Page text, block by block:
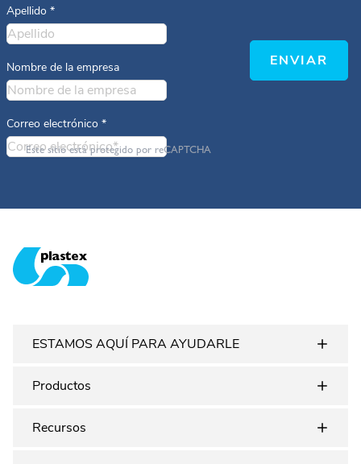
Apellido *
Nombre de la empresa
Correo electrónico *
Este sitio está protegido por reCAPTCHA
ENVIAR
ESTAMOS AQUÍ PARA AYUDARLE
Productos
Recursos